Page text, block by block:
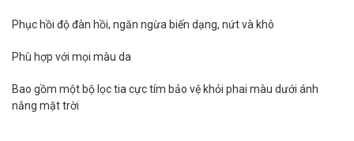
Phục hồi độ đàn hồi, ngăn ngừa biến dạng, nứt và khô
Phù hợp với mọi màu da
Bao gồm một bộ lọc tia cực tím bảo vệ khỏi phai màu dưới ánh
nắng mặt trời